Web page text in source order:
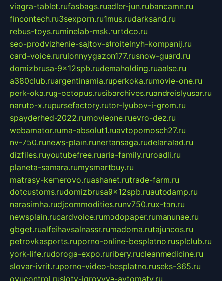
viagra-tablet.rufasbags.ruadler-jun.rubandamn.ru
fincontech.ru3sexporn.ru1mus.rudarksand.ru
rebus-toys.ruminelab-msk.rurtdco.ru
seo-prodvizhenie-sajtov-stroitelnyh-kompanij.ru
card-voice.rurulonnyygazon177.rusnow-guard.ru
domizbrusa-9x12spb.rudemaholding.ruaalse.ru
a380club.ruargentinamia.ruperkoka.rumovie-one.ru
perk-oka.rug-octopus.rusibarchives.ruandreislyusar.ru
naruto-x.rupursefactory.rutor-lyubov-i-grom.ru
spayderhed-2022.rumovieone.ruevro-dez.ru
webamator.ruma-absolut1.ruavtopomosch27.ru
nv-750.runews-plain.runertansaga.rudelanalad.ru
dizfiles.ruyoutubefree.ruaria-family.ruroadli.ru
planeta-samara.rumysmartbuy.ru
matrasy-kemerovo.ruashanet.rutrade-farm.ru
dotcustoms.rudomizbrusa9x12spb.ruautodamp.ru
narasimha.rudjcommodities.runv750.rux-ton.ru
newsplain.rucardvoice.rumodopaper.rumanunae.ru
gbget.rualfeihavsalnassr.rumadoma.rutajuncos.ru
petrovkasports.ruporno-online-besplatno.rusplclub.ru
york-life.rudoroga-expo.ruribery.rucleanmedicine.ru
slovar-ivrit.ruporno-video-besplatno.ruseks-365.ru
ovucontrol.rusloty-igrovyye-avtomaty.ru